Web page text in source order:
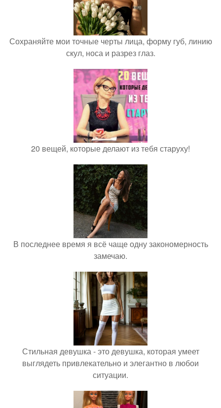
Сохраняйте мои точные черты лица, форму губ, линию
скул, носа и разрез глаз.
20 вещей, которые делают из тебя старуху!
В последнее время я всё чаще одну закономерность
замечаю.
Стильная девушка - это девушка, которая умеет
выглядеть привлекательно и элегантно в любои
ситуации.